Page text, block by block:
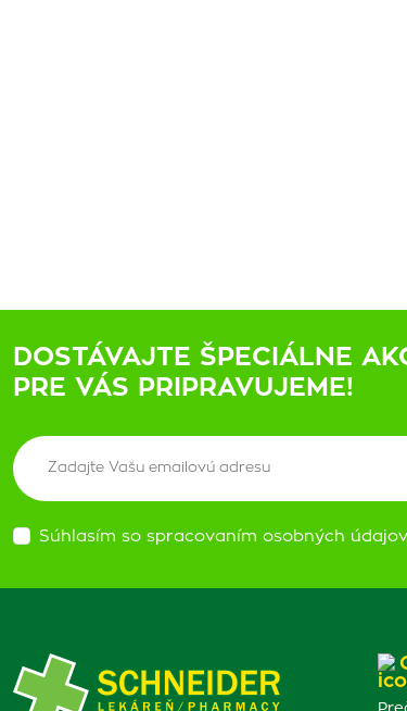
DOSTÁVAJTE ŠPECIÁLNE
PRE VÁS PRIPRAVUJEME!
Súhlasím so spracovaním osobných